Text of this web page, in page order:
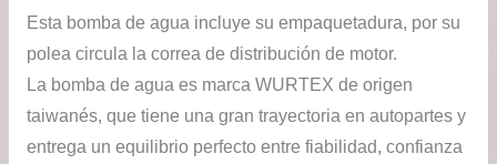
Esta bomba de agua incluye su empaquetadura, por su
polea circula la correa de distribución de motor.
La bomba de agua es marca WURTEX de origen
taiwanés, que tiene una gran trayectoria en autopartes y
entrega un equilibrio perfecto entre fiabilidad, confianza